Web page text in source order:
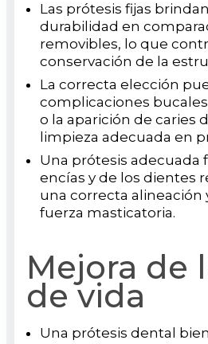
Las prótesis fijas
durabilidad en
removibles, lo que
conservación de la
La correcta elección
complicaciones
o la aparición de caries
limpieza adecuada en
Una prótesis adecuada
encías y de los dientes
una correcta alineación
fuerza masticatoria.
Mejora de
de vida
Una prótesis dental